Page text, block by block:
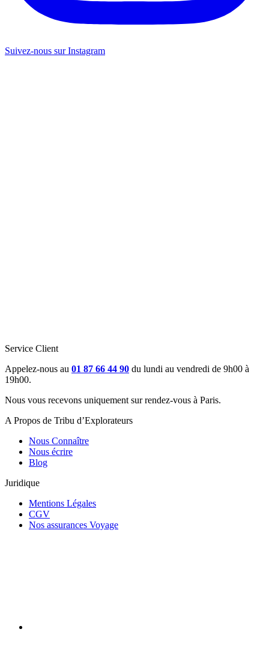
Suivez-nous sur Instagram
Service Client
Appelez-nous au 01 87 66 44 90 du lundi au vendredi de 9h00 à
19h00.
Nous vous recevons uniquement sur rendez-vous à Paris.
A Propos de Tribu d’Explorateurs
Nous Connaître
Nous écrire
Blog
Juridique
Mentions Légales
CGV
Nos assurances Voyage